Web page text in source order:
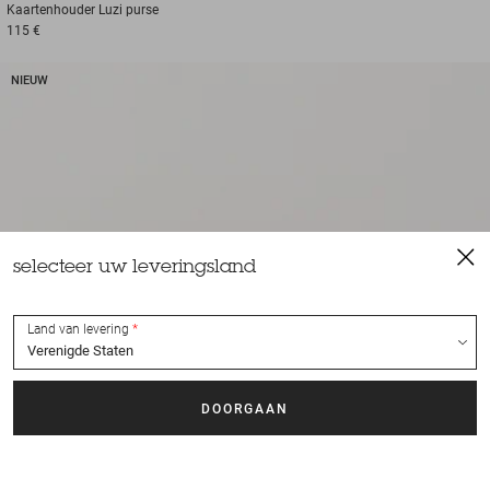
Kaartenhouder Luzi purse
115 €
NIEUW
selecteer uw leveringsland
Land van levering